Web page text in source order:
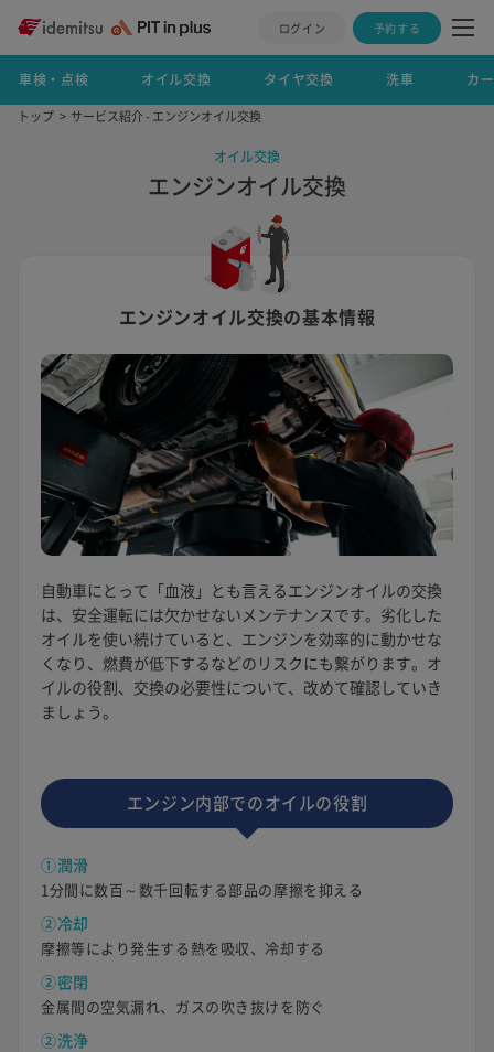
ログイン 予約する
車検・点検 オイル交換 タイヤ交換 洗車 カ
トップ サービス紹介 - エンジンオイル交換
オイル交換
エンジンオイル交換
エンジンオイル交換の基本情報
自動車にとって「血液」とも言えるエンジンオイルの交換
は、安全運転には欠かせないメンテナンスです。劣化した
オイルを使い続けていると、エンジンを効率的に動かせな
くなり、燃費が低下するなどのリスクにも繋がります。オ
イルの役割、交換の必要性について、改めて確認していき
ましょう。
エンジン内部でのオイルの役割
①潤滑
1分間に数百～数千回転する部品の摩擦を抑える
②冷却
摩擦等により発生する熱を吸収、冷却する
②密閉
金属間の空気漏れ、ガスの吹き抜けを防ぐ
②洗浄